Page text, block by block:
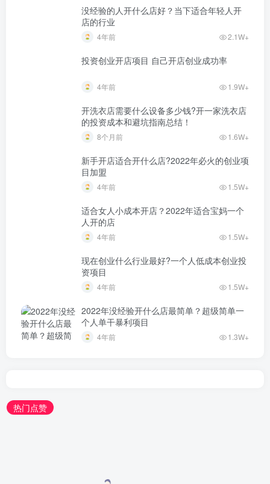
没经验的人开什么店好？当下适合年轻人开
店的行业
4年前 2.1W+
投资创业开店项目 自己开店创业成功率
4年前 1.9W+
开洗衣店需要什么设备多少钱?开一家洗衣店
的投资成本和避坑指南总结！
8个月前 1.6W+
新手开店适合开什么店?2022年必火的创业项
目加盟
4年前 1.5W+
适合女人小成本开店？2022年适合宝妈一个
人开的店
4年前 1.5W+
现在创业什么行业最好?一个人低成本创业投
资项目
4年前 1.5W+
2022年没经验开什么店最简单？超级简单一
个人单干暴利项目
4年前 1.3W+
热门点赞